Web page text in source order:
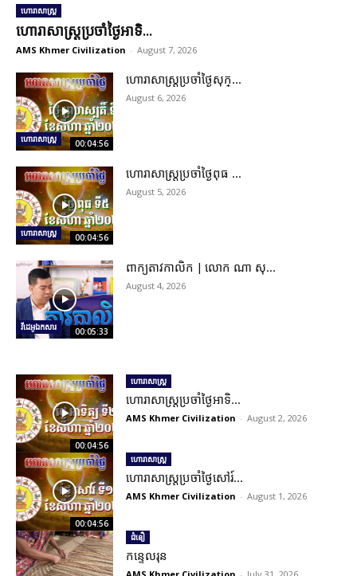
ហោរាសាស្ត្រ
ហោរាសាស្រ្តប្រចាំថ្ងៃអាទិ...
AMS Khmer Civilization - August 7, 2026
ហោរាសាស្ត្រ 00:04:56
ហោរាសាស្រ្តប្រចាំថ្ងៃសុក្...
August 6, 2026
ហោរាសាស្ត្រ 00:04:56
ហោរាសាស្រ្តប្រចាំថ្ងៃពុធ ...
August 5, 2026
វីដេអូឯកសារ 00:05:33
ពាក្យតាវកាលិក | លោក ណា សុ...
August 4, 2026
00:04:56
ហោរាសាស្ត្រ
ហោរាសាស្រ្តប្រចាំថ្ងៃអាទិ...
AMS Khmer Civilization - August 2, 2026
00:04:56
ហោរាសាស្ត្រ
ហោរាសាស្រ្តប្រចាំថ្ងៃសៅរ៍...
AMS Khmer Civilization - August 1, 2026
ជំនឿ
កន្ទេលរុន